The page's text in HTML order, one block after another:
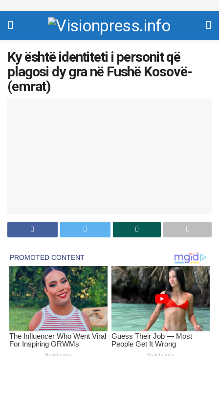
Ky është identiteti i personit që
plagosi dy gra në Fushë Kosovë-
(emrat)